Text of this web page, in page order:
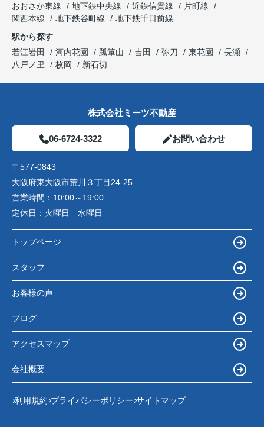
おおさか東線
地下鉄中央線 近鉄信貴線
片町線
関西本線
地下鉄谷町線
地下鉄千日前線
駅から探す
若江岩田
河内花園 瓢箪山 吉田 弥刀 東花園
長瀬
八戸ノ里
枚岡 新石切
株式会社ミーツ不動産
06-6724-3322 お問い合わせ
〒577-0843
大阪府東大阪市荒川３丁目24-25
営業時間： 10:00～19:00
定休日： 火曜日 水曜日
トップページ
スタッフ
お客様の声
ブログ
アクセスマップ
会社概要
利用規約 プライバシーポリシー サイトマップ